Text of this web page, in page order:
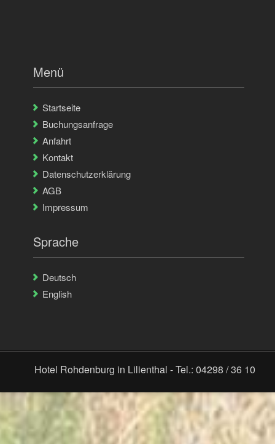
Menü
Startseite
Buchungsanfrage
Anfahrt
Kontakt
Datenschutzerklärung
AGB
Impressum
Sprache
Deutsch
English
Hotel Rohdenburg in Lilienthal - Tel.: 04298 / 36 10